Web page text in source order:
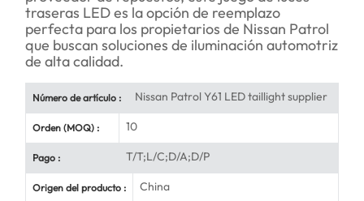
traseras LED es la opción de reemplazo
perfecta para los propietarios de Nissan Patrol
que buscan soluciones de iluminación automotriz
de alta calidad.
Número de artículo : Nissan Patrol Y61 LED taillight supplier
Orden (MOQ) : 10
Pago : T/T;L/C;D/A;D/P
Origen del producto : China